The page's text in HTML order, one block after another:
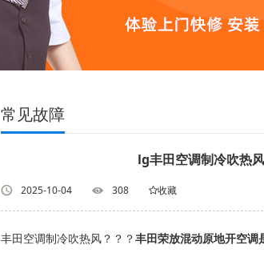
常见故障
lg丰田空调制冷吹热
2025-10-04 308 收藏
丰田空调制冷吹热风？？？ 丰田荣放混动原地开空调